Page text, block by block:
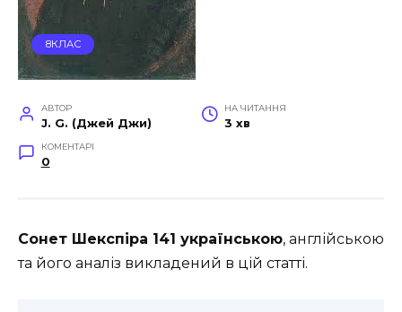
8КЛАС
АВТОР
J. G. (Джей Джи)
НА ЧИТАННЯ
3 хв
КОМЕНТАРІ
0
Сонет Шекспіра 141 українською, англійською
та його аналіз викладений в цій статті.